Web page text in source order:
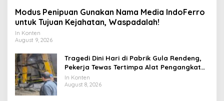
Modus Penipuan Gunakan Nama Media IndoFerro
untuk Tujuan Kejahatan, Waspadalah!
In Konten
August 9, 2026
Tragedi Dini Hari di Pabrik Gula Rendeng,
Pekerja Tewas Tertimpa Alat Pengangkat
Tebu
In Konten
August 8, 2026